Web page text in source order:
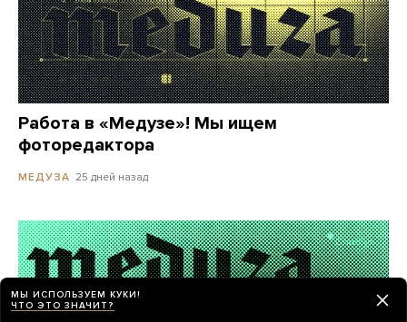
Работа в «Медузе»! Мы ищем
фоторедактора
МЕДУЗА 25 дней назад
МЫ ИСПОЛЬЗУЕМ КУКИ!
ЧТО ЭТО ЗНАЧИТ?